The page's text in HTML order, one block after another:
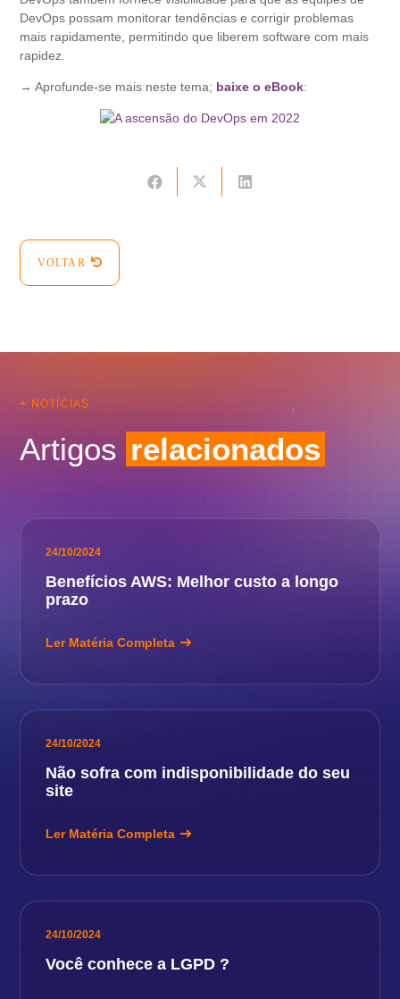
DevOps possam monitorar tendências e corrigir problemas
mais rapidamente, permitindo que liberem software com mais
rapidez.
→ Aprofunde-se mais neste tema; baixe o eBook:
VOLTAR
+ NOTÍCIAS
Artigos relacionados
24/10/2024
Benefícios AWS: Melhor custo a longo
prazo
Ler Matéria Completa
24/10/2024
Não sofra com indisponibilidade do seu
site
Ler Matéria Completa
24/10/2024
Você conhece a LGPD ?